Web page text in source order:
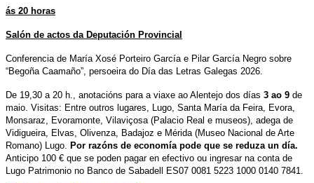
ás 20 horas
Salón de actos da Deputación Provincial
Conferencia de María Xosé Porteiro García e Pilar García Negro sobre
“Begoña Caamaño”, persoeira do Día das Letras Galegas 2026.
De 19,30 a 20 h., anotacións para a viaxe ao Alentejo dos días 3 ao 9 de
maio. Visitas: Entre outros lugares, Lugo, Santa María da Feira, Evora,
Monsaraz, Evoramonte, Vilaviçosa (Palacio Real e museos), adega de
Vidigueira, Elvas, Olivenza, Badajoz e Mérida (Museo Nacional de Arte
Romano) Lugo.
Por razóns de economía pode que se reduza un día.
Anticipo 100 € que se poden pagar en efectivo ou ingresar na conta de
Lugo Patrimonio no Banco de Sabadell ES07 0081 5223 1000 0140 7841.